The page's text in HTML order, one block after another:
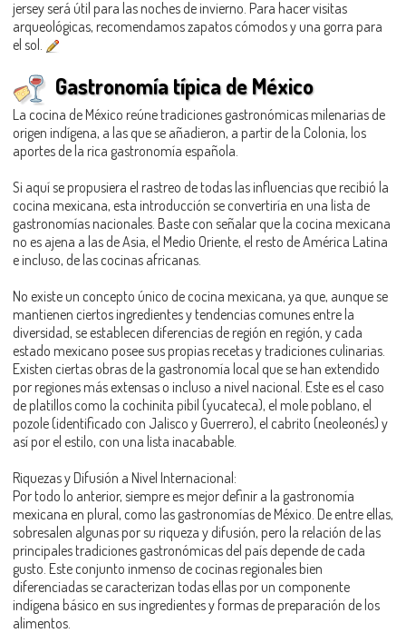
jersey será útil para las noches de invierno. Para hacer visitas
arqueológicas, recomendamos zapatos cómodos y una gorra para
el sol.
Gastronomía típica de México
La cocina de México reúne tradiciones gastronómicas milenarias de
origen indígena, a las que se añadieron, a partir de la Colonia, los
aportes de la rica gastronomía española.
Si aquí se propusiera el rastreo de todas las influencias que recibió la
cocina mexicana, esta introducción se convertiría en una lista de
gastronomías nacionales. Baste con señalar que la cocina mexicana
no es ajena a las de Asia, el Medio Oriente, el resto de América Latina
e incluso, de las cocinas africanas.
No existe un concepto único de cocina mexicana, ya que, aunque se
mantienen ciertos ingredientes y tendencias comunes entre la
diversidad, se establecen diferencias de región en región, y cada
estado mexicano posee sus propias recetas y tradiciones culinarias.
Existen ciertas obras de la gastronomía local que se han extendido
por regiones más extensas o incluso a nivel nacional. Este es el caso
de platillos como la cochinita pibil (yucateca), el mole poblano, el
pozole (identificado con Jalisco y Guerrero), el cabrito (neoleonés) y
así por el estilo, con una lista inacabable.
Riquezas y Difusión a Nivel Internacional:
Por todo lo anterior, siempre es mejor definir a la gastronomía
mexicana en plural, como las gastronomías de México. De entre ellas,
sobresalen algunas por su riqueza y difusión, pero la relación de las
principales tradiciones gastronómicas del país depende de cada
gusto. Este conjunto inmenso de cocinas regionales bien
diferenciadas se caracterizan todas ellas por un componente
indígena básico en sus ingredientes y formas de preparación de los
alimentos.